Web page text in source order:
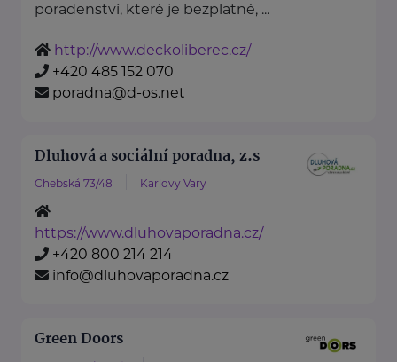
poradenství, které je bezplatné, ...
http://www.deckoliberec.cz/
+420 485 152 070
poradna@d-os.net
Dluhová a sociální poradna, z.s
Chebská 73/48 Karlovy Vary
https://www.dluhovaporadna.cz/
+420 800 214 214
info@dluhovaporadna.cz
Green Doors